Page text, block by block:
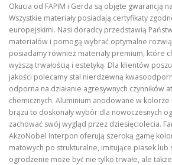
Okucia od FAPIM i Gerda są objęte gwarancją
Wszystkie materiały posiadają certyfikaty
europejskimi. Nasi doradcy przedstawią
materiałów i pomogą wybrać optymalne
posiadamy również materiały premium, które
wyższą trwałością i estetyką. Dla klientów
jakości polecamy stal nierdzewną
odporna na działanie agresywnych czynników
chemicznych. Aluminium anodowane w
brązu to doskonały wybór dla nowoczesnych
zachować swój wygląd przez dziesięciolecia.
AkzoNobel Interpon oferują szeroką gamę
matowych po strukturalne, imitujące piasek lub
ogrodzenie może być nie tylko trwałe, ale